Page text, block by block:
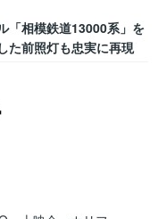
「相模鉄道13000系」を
た前照灯も忠実に再現